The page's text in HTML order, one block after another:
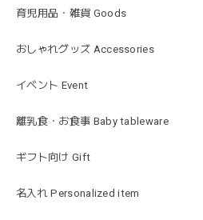
育児用品・雑貨 Goods
おしゃれグッズ Accessories
イベント Event
離乳食・お食事 Baby tableware
ギフト向け Gift
名入れ Personalized item
lightbeige ライトベー
出産祝いで渡しました。友人がと